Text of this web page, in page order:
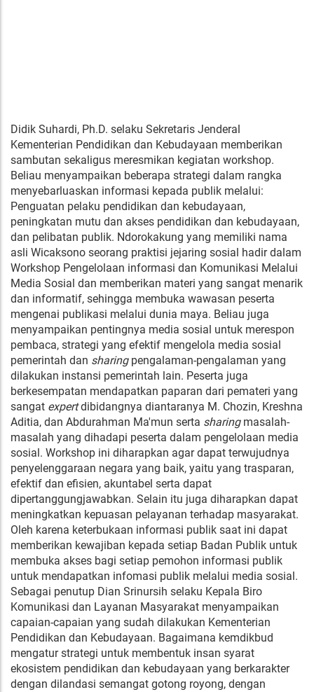
Didik Suhardi, Ph.D. selaku Sekretaris Jenderal
Kementerian Pendidikan dan Kebudayaan memberikan
sambutan sekaligus meresmikan kegiatan workshop.
Beliau menyampaikan beberapa strategi dalam rangka
menyebarluaskan informasi kepada publik melalui:
Penguatan pelaku pendidikan dan kebudayaan,
peningkatan mutu dan akses pendidikan dan kebudayaan,
dan pelibatan publik. Ndorokakung yang memiliki nama
asli Wicaksono seorang praktisi jejaring sosial hadir dalam
Workshop Pengelolaan informasi dan Komunikasi Melalui
Media Sosial dan memberikan materi yang sangat menarik
dan informatif, sehingga membuka wawasan peserta
mengenai publikasi melalui dunia maya. Beliau juga
menyampaikan pentingnya media sosial untuk merespon
pembaca, strategi yang efektif mengelola media sosial
pemerintah dan sharing pengalaman-pengalaman yang
dilakukan instansi pemerintah lain. Peserta juga
berkesempatan mendapatkan paparan dari pemateri yang
sangat expertdibidangnya diantaranya M. Chozin, Kreshna
Aditia, dan Abdurahman Ma'mun serta sharingmasalah-
masalah yang dihadapi peserta dalam pengelolaan media
sosial. Workshop ini diharapkan agar dapat terwujudnya
penyelenggaraan negara yang baik, yaitu yang trasparan,
efektif dan efisien, akuntabel serta dapat
dipertanggungjawabkan. Selain itu juga diharapkan dapat
meningkatkan kepuasan pelayanan terhadap masyarakat.
Oleh karena keterbukaan informasi publik saat ini dapat
memberikan kewajiban kepada setiap Badan Publik untuk
membuka akses bagi setiap pemohon informasi publik
untuk mendapatkan infomasi publik melalui media sosial.
Sebagai penutup Dian Srinursih selaku Kepala Biro
Komunikasi dan Layanan Masyarakat menyampaikan
capaian-capaian yang sudah dilakukan Kementerian
Pendidikan dan Kebudayaan. Bagaimana kemdikbud
mengatur strategi untuk membentuk insan syarat
ekosistem pendidikan dan kebudayaan yang berkarakter
dengan dilandasi semangat gotong royong, dengan